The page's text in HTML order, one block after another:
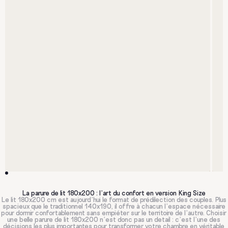
La parure de lit 180x200 : l'art du confort en version King Size
Le lit 180x200 cm est aujourd'hui le format de prédilection des couples. Plus
spacieux que le traditionnel 140x190, il offre à chacun l'espace nécessaire
pour dormir confortablement sans empiéter sur le territoire de l'autre. Choisir
une belle parure de lit 180x200 n'est donc pas un detail : c'est l'une des
décisions les plus importantes pour transformer votre chambre en véritable